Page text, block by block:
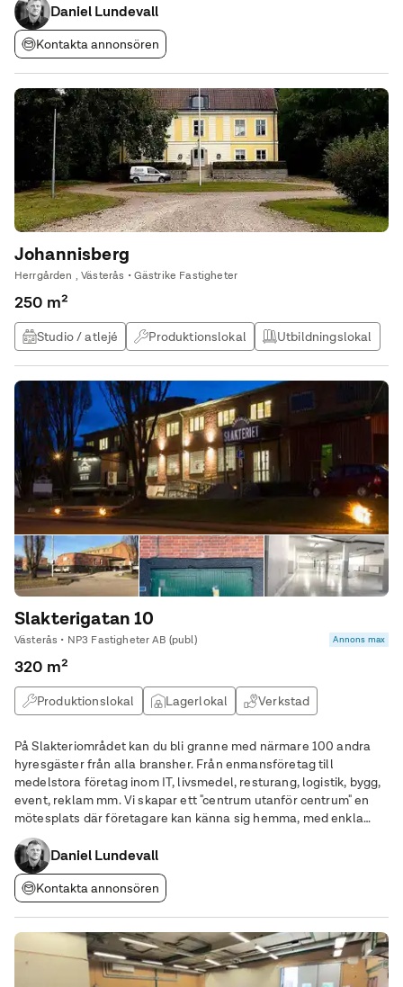
Daniel Lundevall
Kontakta annonsören
Johannisberg
Herrgården , Västerås • Gästrike Fastigheter
250 m²
Studio / atlejé Produktionslokal Utbildningslokal
Slakterigatan 10
Västerås • NP3 Fastigheter AB (publ) Annons max
320 m²
Produktionslokal Lagerlokal Verkstad
På Slakteriområdet kan du bli granne med närmare 100 andra
hyresgäster från alla bransher. Från enmansföretag till
medelstora företag inom IT, livsmedel, resturang, logistik, bygg,
event, reklam mm. Vi skapar ett "centrum utanför centrum" en
mötesplats där företagare kan känna sig hemma, med enkla
kommunikationer runt om Västerås och utan parkeringskrångel.
Daniel Lundevall
Kontakta annonsören